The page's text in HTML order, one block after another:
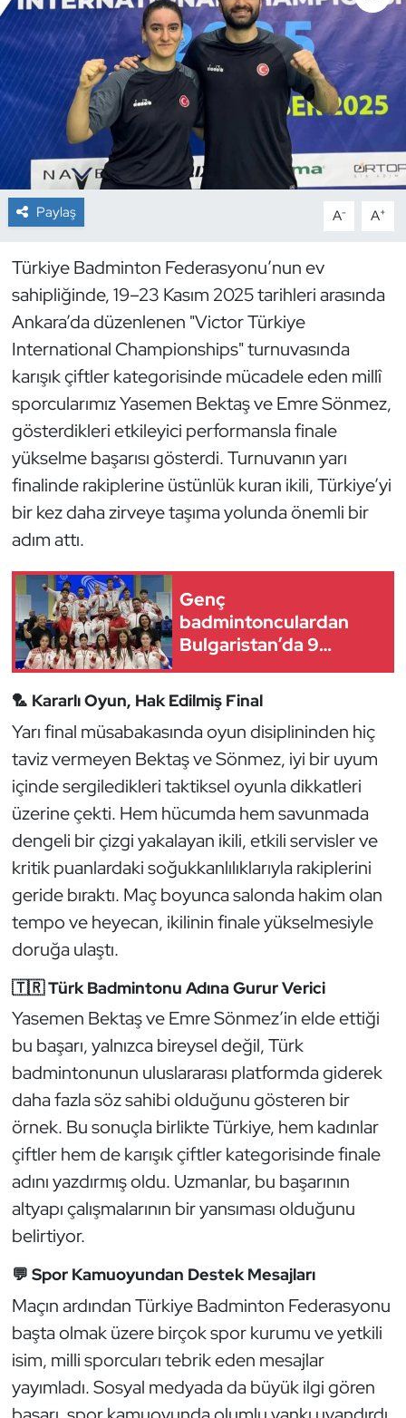
Paylaş A- A+
Türkiye Badminton Federasyonu’nun ev
sahipliğinde, 19–23 Kasım 2025 tarihleri arasında
Ankara’da düzenlenen "Victor Türkiye
International Championships" turnuvasında
karışık çiftler kategorisinde mücadele eden millî
sporcularımız Yasemen Bektaş ve Emre Sönmez,
gösterdikleri etkileyici performansla finale
yükselme başarısı gösterdi. Turnuvanın yarı
finalinde rakiplerine üstünlük kuran ikili, Türkiye’yi
bir kez daha zirveye taşıma yolunda önemli bir
adım attı.
Genç
badmintonculardan
Bulgaristan’da 9
madalya
🏸 Kararlı Oyun, Hak Edilmiş Final
Yarı final müsabakasında oyun disiplininden hiç
taviz vermeyen Bektaş ve Sönmez, iyi bir uyum
içinde sergiledikleri taktiksel oyunla dikkatleri
üzerine çekti. Hem hücumda hem savunmada
dengeli bir çizgi yakalayan ikili, etkili servisler ve
kritik puanlardaki soğukkanlılıklarıyla rakiplerini
geride bıraktı. Maç boyunca salonda hakim olan
tempo ve heyecan, ikilinin finale yükselmesiyle
doruğa ulaştı.
🇹🇷 Türk Badmintonu Adına Gurur Verici
Yasemen Bektaş ve Emre Sönmez’in elde ettiği
bu başarı, yalnızca bireysel değil, Türk
badmintonunun uluslararası platformda giderek
daha fazla söz sahibi olduğunu gösteren bir
örnek. Bu sonuçla birlikte Türkiye, hem kadınlar
çiftler hem de karışık çiftler kategorisinde finale
adını yazdırmış oldu. Uzmanlar, bu başarının
altyapı çalışmalarının bir yansıması olduğunu
belirtiyor.
💬 Spor Kamuoyundan Destek Mesajları
Maçın ardından Türkiye Badminton Federasyonu
başta olmak üzere birçok spor kurumu ve yetkili
isim, milli sporcuları tebrik eden mesajlar
yayımladı. Sosyal medyada da büyük ilgi gören
Buz Pateni
Çim Hokeyi
Cimnastik
Curling
Dağcılık
Dövüş Sanatı
E-Spor
Eskrim
Futbol
Futsal
Genel
Güreş
Halter
Hava Sporları
Hentbol
İşitme Engelli Sporcular
Judo ve Kuraş
Kano ve Rafting
Karate
Kayak
Kempo
Kick Boks
Kürek
Masa Tenisi
Modern Pentatlon
Muay Thai
Okçuluk
Optimist